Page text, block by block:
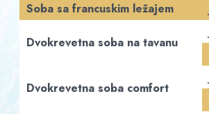
Soba sa francuskim ležajem
Dvokrevetna soba na tavanu
Dvokrevetna soba comfort